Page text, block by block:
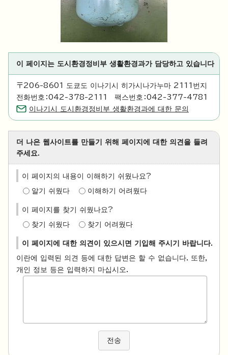
이 페이지는 도시환경정비부 생활환경과가 담당하고 있습니다
〒206-8601 도쿄도 이나기시 히가시나가누마 2111번지
전화번호：042-378-2111 팩스번호：042-377-4781
이나기시 도시환경정비부 생활환경과에 대한 문의
더 나은 웹사이트를 만들기 위해 페이지에 대한 의견을 들려
주세요.
이 페이지의 내용이 이해하기 쉬웠나요?
알기 쉬웠다 이해하기 어려웠다
이 페이지를 찾기 쉬웠나요?
찾기 쉬웠다 찾기 어려웠다
이 페이지에 대한 의견이 있으시면 기입해 주시기 바랍니다.
이란에 입력된 의견 등에 대한 답변은 할 수 없습니다. 또한,
개인 정보 등은 입력하지 마십시오.
전송